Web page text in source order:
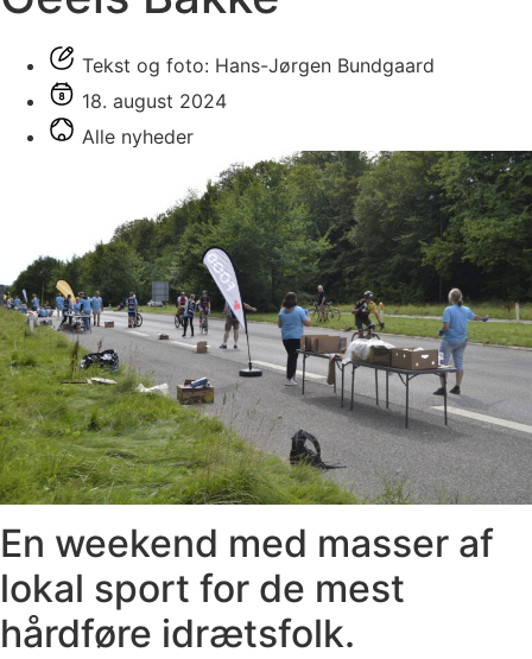
Tekst og foto: Hans-Jørgen Bundgaard
18. august 2024
Alle nyheder
En weekend med masser af
lokal sport for de mest
hårdføre idrætsfolk.